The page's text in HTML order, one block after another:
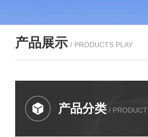
产品展示 / PRODUCTS PLAY
产品分类 / PRODUCT